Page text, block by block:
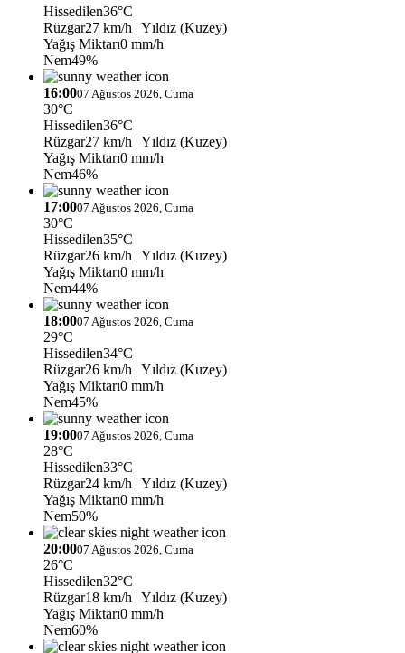
Hissedilen36°C
Rüzgar27 km/h | Yıldız (Kuzey)
Yağış Miktarı0 mm/h
Nem49%
16:0007 Ağustos 2026, Cuma
30°C
Hissedilen36°C
Rüzgar27 km/h | Yıldız (Kuzey)
Yağış Miktarı0 mm/h
Nem46%
17:0007 Ağustos 2026, Cuma
30°C
Hissedilen35°C
Rüzgar26 km/h | Yıldız (Kuzey)
Yağış Miktarı0 mm/h
Nem44%
18:0007 Ağustos 2026, Cuma
29°C
Hissedilen34°C
Rüzgar26 km/h | Yıldız (Kuzey)
Yağış Miktarı0 mm/h
Nem45%
19:0007 Ağustos 2026, Cuma
28°C
Hissedilen33°C
Rüzgar24 km/h | Yıldız (Kuzey)
Yağış Miktarı0 mm/h
Nem50%
20:0007 Ağustos 2026, Cuma
26°C
Hissedilen32°C
Rüzgar18 km/h | Yıldız (Kuzey)
Yağış Miktarı0 mm/h
Nem60%